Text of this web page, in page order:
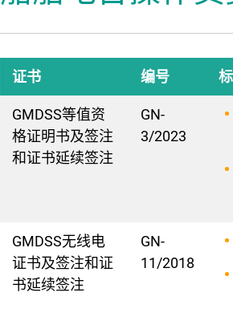
证书 编号
GMDSS等值资
格证明书及签注
和证书延续签注
GN-
3/2023
GMDSS无线电
证书及签注和证
书延续签注
GN-
11/2018